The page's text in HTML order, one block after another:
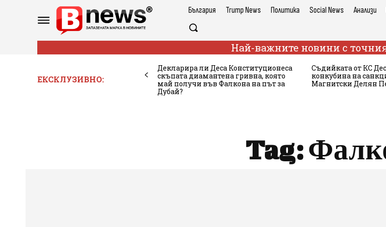
България Trump News Политика Social News Анализи
Най-важните новини с
ЕКСКЛУЗИВНО:
Декларира ли Деса Конституционеса
скъпата диамантена гривна, която
май получи във Фалкона на път за
Дубай?
Съдийката от КС
конкубина на
Магнитски Делян
Tag: